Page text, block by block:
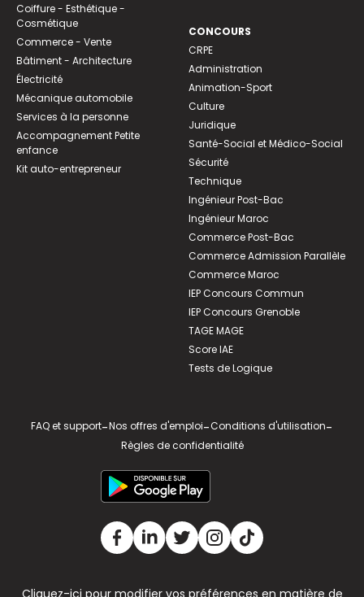
Coiffure - Esthétique -
Cosmétique
Commerce - Vente
Bâtiment - Architecture
Électricité
Mécanique automobile
Services à la personne
Accompagnement Petite
enfance
Kit auto-entrepreneur
CONCOURS
CRPE
Administration
Animation-Sport
Culture
Juridique
Santé-Social et Médico-Social
Sécurité
Technique
Ingénieur Post-Bac
Ingénieur Maroc
Commerce Post-Bac
Commerce Admission Parallèle
Commerce Maroc
IEP Concours Commun
IEP Concours Grenoble
TAGE MAGE
Score IAE
Tests de Logique
FAQ et support-Nos offres d'emploi-Conditions d'utilisation-
Règles de confidentialité
Cliquez-ici pour modifier vos préférences en matière de